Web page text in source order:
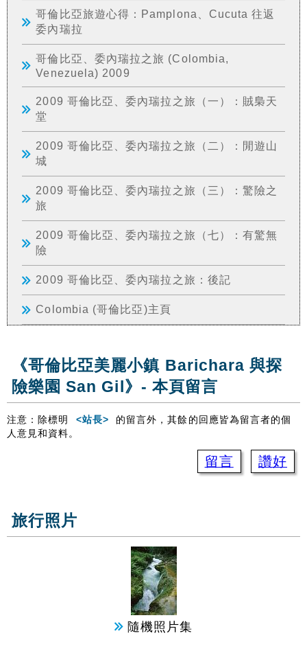
哥倫比亞旅遊心得：Pamplona、Cucuta 往返
委內瑞拉
哥倫比亞、委內瑞拉之旅 (Colombia,
Venezuela) 2009
2009 哥倫比亞、委內瑞拉之旅（一）：賊梟天
堂
2009 哥倫比亞、委內瑞拉之旅（二）：閒遊山
城
2009 哥倫比亞、委內瑞拉之旅（三）：驚險之
旅
2009 哥倫比亞、委內瑞拉之旅（七）：有驚無
險
2009 哥倫比亞、委內瑞拉之旅：後記
Colombia (哥倫比亞)主頁
《哥倫比亞美麗小鎮 Barichara 與探
險樂園 San Gil》- 本頁留言
注意：除標明 <站長>
的留言外，其餘的回應皆為留言者的個
人意見和資料。
留言 讚好
旅行照片
隨機照片集